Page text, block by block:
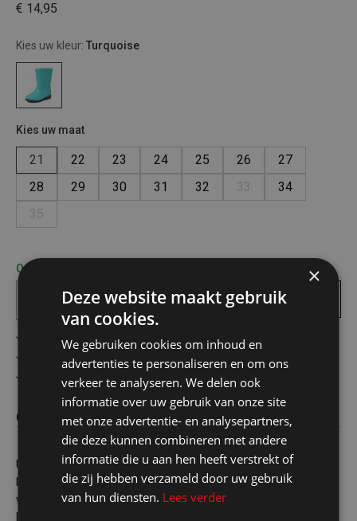
€ 14,95
Kies uw kleur: Turquoise
Kies uw maat
21 22 23 24 25 26
27
28
29 30 31 32
34
Op voorraad! bezorgd binnen 1 tot 2 werkdagen
Inwinkelmandje
Gratis verzending in België vanaf €75
Veilig online betalen
Advies op maat
Omschrijving
Unisex kinderlaars in de kleur turquoise.
In de zwarte uitvoering vormt het lichter gekleurde zooltje een
vrolijk contrast met de schacht.
×
Deze website maakt gebruik
van cookies.
We gebruiken cookies om inhoud en
advertenties te personaliseren en om ons
verkeer te analyseren. We delen ook
informatie over uw gebruik van onze site
met onze advertentie- en analysepartners,
die deze kunnen combineren met andere
informatie die u aan hen heeft verstrekt of
die zij hebben verzameld door uw gebruik
van hun diensten. Lees verder